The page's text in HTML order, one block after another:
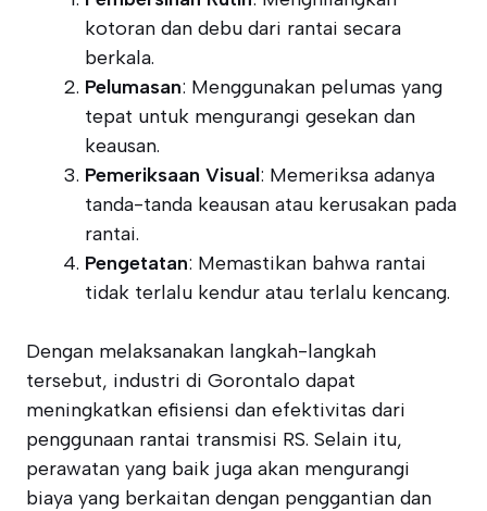
kotoran dan debu dari rantai secara
berkala.
Pelumasan: Menggunakan pelumas yang
tepat untuk mengurangi gesekan dan
keausan.
Pemeriksaan Visual: Memeriksa adanya
tanda-tanda keausan atau kerusakan pada
rantai.
Pengetatan: Memastikan bahwa rantai
tidak terlalu kendur atau terlalu kencang.
Dengan melaksanakan langkah-langkah
tersebut, industri di Gorontalo dapat
meningkatkan efisiensi dan efektivitas dari
penggunaan rantai transmisi RS. Selain itu,
perawatan yang baik juga akan mengurangi
biaya yang berkaitan dengan penggantian dan